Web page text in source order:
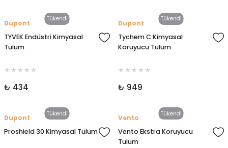
Tükendi
Dupont
TYVEK Endüstri Kimyasal
Tulum
₺ 434
Tükendi
Dupont
Tychem C Kimyasal
Koruyucu Tulum
₺ 949
Tükendi
Dupont
Proshield 30 Kimyasal Tulum
Tükendi
Vento
Vento Ekstra Koruyucu
Tulum